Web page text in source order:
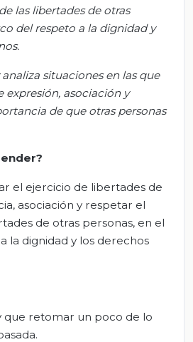
las libertades de otras
del respeto a la dignidad y
analiza situaciones en las que
expresión, asociación y
de que otras personas
el ejercicio de libertades de
asociación y respetar el
de otras personas, en el
la dignidad y los derechos
que retomar un poco de lo